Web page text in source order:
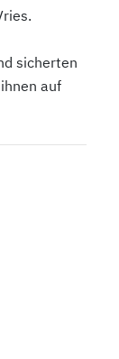
sicherten
auf